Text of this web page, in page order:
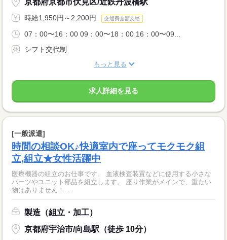
京都府京都市伏見区/近鉄丹波橋駅
時給1,950円～2,200円 交通費全額支給
07：00〜16：00 09：00〜18：00 16：00〜09...
シフト交代制
もっと見る
求人詳細を見る
[一般派遣]
時間の相談OK♪快適室内で座ってモクモク組
立,組立★女性活躍中
医療機器の組立のお仕事です。 血液検査装置などに使用する小さな
パーツやユニット部品を組立します。 座り作業がメインで、重たい
物はありません！ ...
製造（組立・加工）
京都府宇治市/向島駅（徒歩 10分）